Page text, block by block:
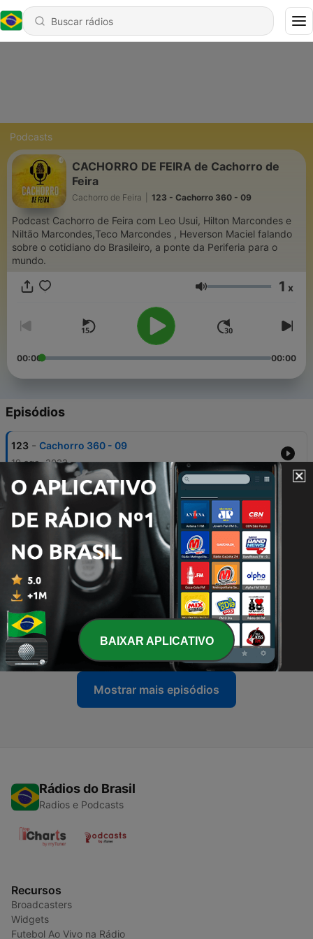
Podcasts
CACHORRO DE FEIRA de Cachorro de
Feira
Cachorro de Feira 123 - Cachorro 360 - 09
Podcast Cachorro de Feira com Leo Usui, Hilton Marcondes e
Niltão Marcondes,Teco Marcondes , Heverson Maciel falando
sobre o cotidiano do Brasileiro, a ponte da Periferia para o
mundo.
Volume 1 x
00:00 00:00
Episódios
123 - Cachorro 360 - 09
19 ago. 2022
122 - Cachorro 360 - 10
19 ago. 2022
Cachorro - 360 -08
04 ago. 2022
120 - #EP112 - MC Kelwyn!!
20 jul. 2022
119 - Cachorro 360 -07
20 jul. 2022
Mostrar mais episódios
Rádios do Brasil
Radios e Podcasts
Recursos
Broadcasters
Widgets
Futebol Ao Vivo na Rádio
BAIXAR APLICATIVO